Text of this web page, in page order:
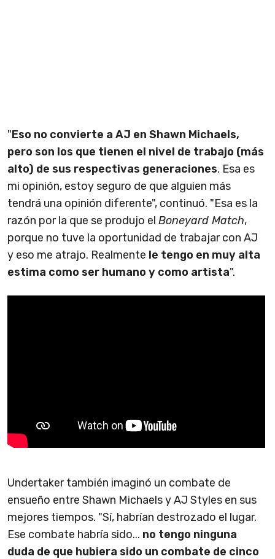
"Eso no convierte a AJ en Shawn Michaels,
pero son los que tienen el nivel de trabajo (más
alto) de sus respectivas generaciones. Esa es
mi opinión, estoy seguro de que alguien más
tendrá una opinión diferente", continuó. "Esa es la
razón por la que se produjo el Boneyard Match,
porque no tuve la oportunidad de trabajar con AJ
y eso me atrajo. Realmente le tengo en muy alta
estima como ser humano y como artista".
Undertaker también imaginó un combate de
ensueño entre Shawn Michaels y AJ Styles en sus
mejores tiempos. "Sí, habrían destrozado el lugar.
Ese combate habría sido... no tengo ninguna
duda de que hubiera sido un combate de cinco